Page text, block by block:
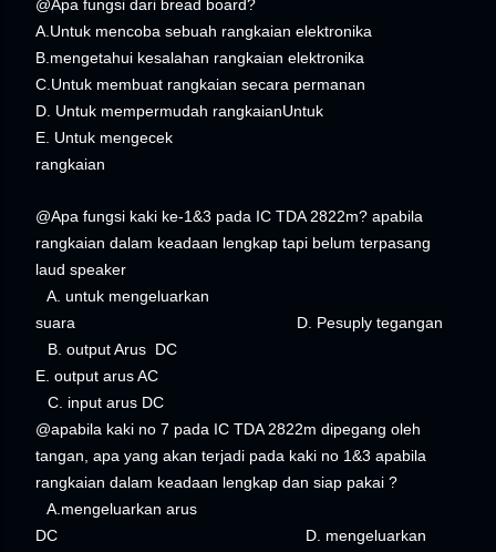
@Apa fungsi dari bread board?
A.Untuk mencoba sebuah rangkaian elektronika
B.mengetahui kesalahan rangkaian elektronika
C.Untuk membuat rangkaian secara permanan
D. Untuk mempermudah rangkaianUntuk
E. Untuk mengecek
rangkaian
@Apa fungsi kaki ke-1&3 pada IC TDA 2822m? apabila
rangkaian dalam keadaan lengkap tapi belum terpasang
laud speaker
A. untuk mengeluarkan
suara D. Pesuply tegangan
B. output Arus DC
E. output arus AC
C. input arus DC
@apabila kaki no 7 pada IC TDA 2822m dipegang oleh
tangan, apa yang akan terjadi pada kaki no 1&3 apabila
rangkaian dalam keadaan lengkap dan siap pakai ?
A.mengeluarkan arus
DC D. mengeluarkan